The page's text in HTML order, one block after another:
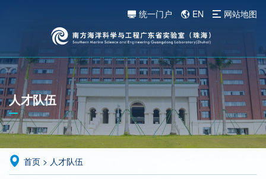
统一门户 EN 网站地图
人才队伍
首页 > 人才队伍